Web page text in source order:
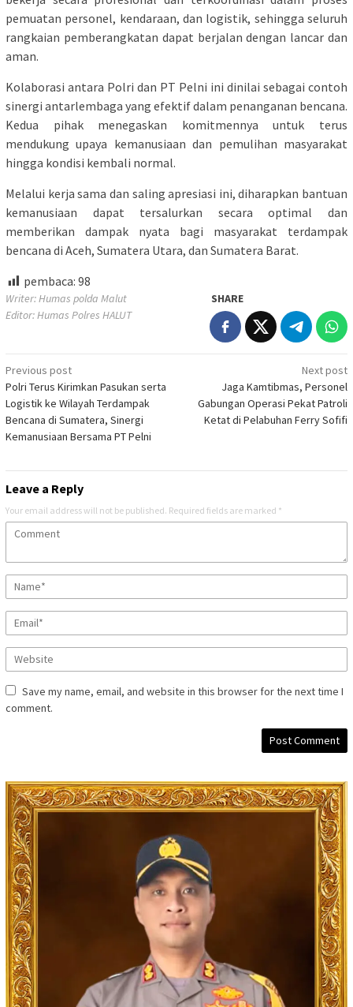
pemuatan personel, kendaraan, dan logistik, sehingga seluruh
rangkaian pemberangkatan dapat berjalan dengan lancar dan
aman.
Kolaborasi antara Polri dan PT Pelni ini dinilai sebagai contoh
sinergi antarlembaga yang efektif dalam penanganan bencana.
Kedua pihak menegaskan komitmennya untuk terus
mendukung upaya kemanusiaan dan pemulihan masyarakat
hingga kondisi kembali normal.
Melalui kerja sama dan saling apresiasi ini, diharapkan bantuan
kemanusiaan dapat tersalurkan secara optimal dan
memberikan dampak nyata bagi masyarakat terdampak
bencana di Aceh, Sumatera Utara, dan Sumatera Barat.
pembaca: 98
Writer: Humas polda Malut
Editor: Humas Polres HALUT
SHARE
Post
navigation
Previous post
Polri Terus Kirimkan Pasukan serta
Logistik ke Wilayah Terdampak
Bencana di Sumatera, Sinergi
Kemanusiaan Bersama PT Pelni
Next post
Jaga Kamtibmas, Personel
Gabungan Operasi Pekat Patroli
Ketat di Pelabuhan Ferry Sofifi
Leave a Reply
Your email address will not be published. Required fields are marked *
Save my name, email, and website in this browser for the next time I
comment.